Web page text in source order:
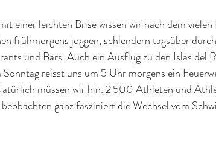
einer leichten Brise wissen wir nach dem
frühmorgens joggen, schlendern tagsüber
und Bars. Auch ein Ausflug zu den Islas del
reisst uns um 5 Uhr morgens ein
müssen wir hin. 2'500 Athleten und
ganz fasziniert die Wechsel vom